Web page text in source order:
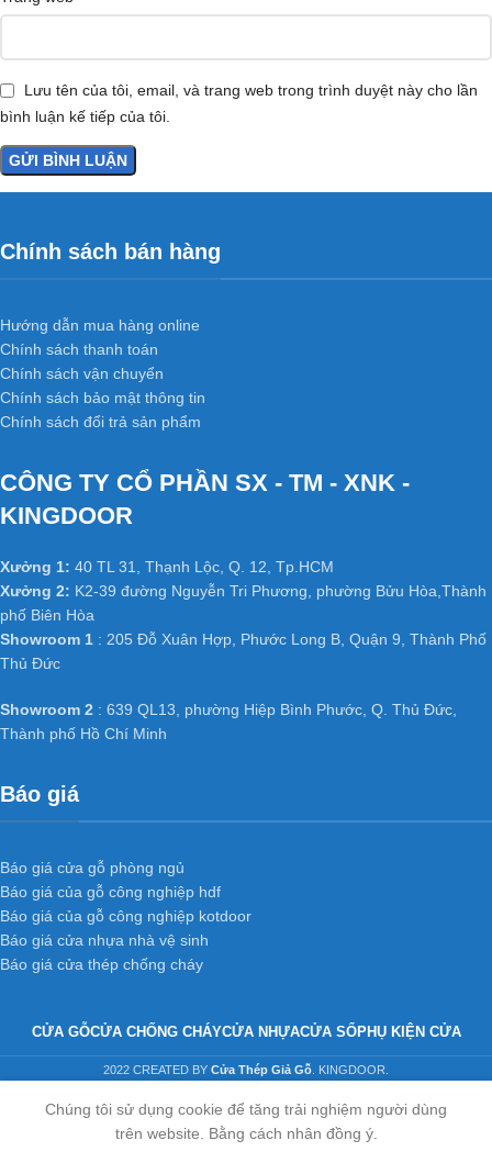
Lưu tên của tôi, email, và trang web trong trình duyệt này cho lần
bình luận kế tiếp của tôi.
Chính sách bán hàng
Hướng dẫn mua hàng online
Chính sách thanh toán
Chính sách vận chuyển
Chính sách bảo mật thông tin
Chính sách đổi trả sản phẩm
CÔNG TY CỔ PHẦN SX - TM - XNK -
KINGDOOR
Xưởng 1: 40 TL 31, Thạnh Lộc, Q. 12, Tp.HCM
Xưởng 2: K2-39 đường Nguyễn Tri Phương, phường Bửu Hòa,Thành
phố Biên Hòa
Showroom 1 : 205 Đỗ Xuân Hợp, Phước Long B, Quận 9, Thành Phố
Thủ Đức
Showroom 2 : 639 QL13, phường Hiệp Bình Phước, Q. Thủ Đức,
Thành phố Hồ Chí Minh
Báo giá
Báo giá cửa gỗ phòng ngủ
Báo giá của gỗ công nghiệp hdf
Báo giá của gỗ công nghiệp kotdoor
Báo giá cửa nhựa nhà vệ sinh
Báo giá cửa thép chống cháy
CỬA GỖCỬA CHỐNG CHÁYCỬA NHỰACỬA SỔPHỤ KIỆN CỬA
2022 CREATED BY Cửa Thép Giả Gỗ . KINGDOOR.
Chúng tôi sử dụng cookie để tăng trải nghiệm người dùng
trên website. Bằng cách nhân đồng ý.